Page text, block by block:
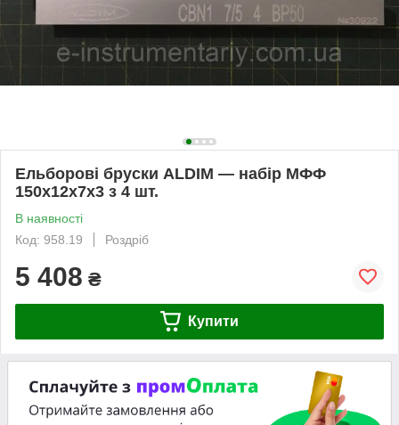
Ельборові бруски ALDIM — набір МФФ
150х12х7х3 з 4 шт.
В наявності
Код: 958.19
Роздріб
5 408 ₴
Купити